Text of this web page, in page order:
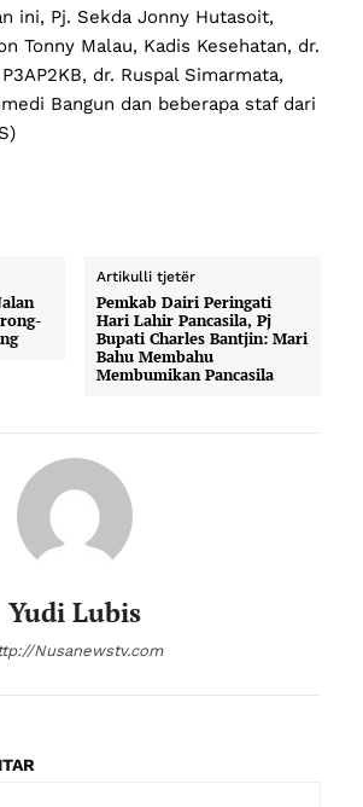
ini, Pj. Sekda Jonny Hutasoit,
Tonny Malau, Kadis Kesehatan, dr.
dr. Ruspal Simarmata,
Bangun dan beberapa staf dari
Artikulli tjetër
Pemkab Dairi Peringati
Hari Lahir Pancasila, Pj
Bupati Charles Bantjin: Mari
Bahu Membahu
Membumikan Pancasila
Yudi Lubis
Nusanewstv.com